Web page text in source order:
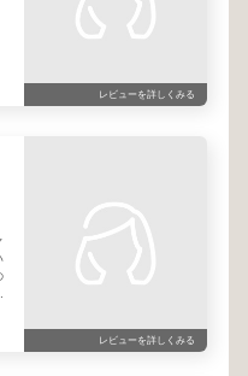
レビューを詳しくみる
レビューを詳しくみる